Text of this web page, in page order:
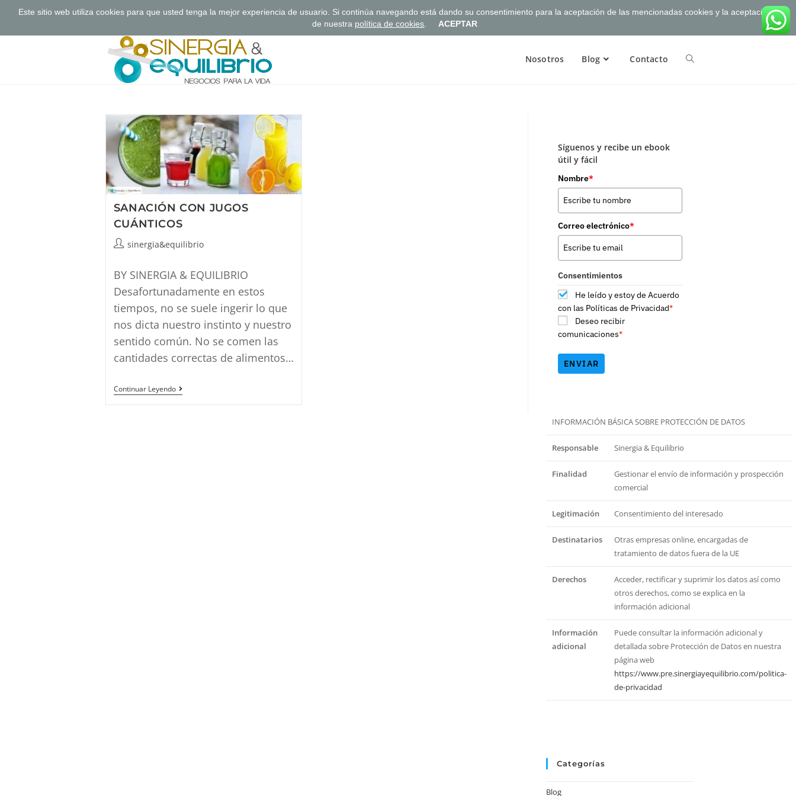
Nosotros Blog Contacto
SANACIÓN CON JUGOS
CUÁNTICOS
Autor
la
entrada:
sinergia&equilibrio
BY SINERGIA & EQUILIBRIO
Desafortunadamente en estos
tiempos, no se suele ingerir lo que
nos dicta nuestro instinto y nuestro
sentido común. No se comen las
cantidades correctas de alimentos…
Continuar LeyendoSANACIÓN
CON
Síguenos y recibe un ebook
útil y fácil
Nombre*
Correo electrónico*
Consentimientos
He leído y estoy de Acuerdo
con las Políticas de Privacidad*
Deseo recibir
comunicaciones*
ENVIAR
INFORMACIÓN BÁSICA SOBRE PROTECCIÓN DE DATOS
Responsable Sinergia & Equilibrio
Finalidad
Gestionar el envío de información y prospección
comercial
Legitimación Consentimiento del interesado
Destinatarios
Otras empresas online, encargadas de
tratamiento de datos fuera de la UE
Derechos
Acceder, rectificar y suprimir los datos así como
otros derechos, como se explica en la
información adicional
Información
adicional
Puede consultar la información adicional y
detallada sobre Protección de Datos en nuestra
página web
https://www.pre.sinergiayequilibrio.com/politica-
de-privacidad
Categorías
Blog
Este sitio web utiliza cookies para que usted tenga la mejor experiencia de usuario. Si continúa navegando está dando su consentimiento para la aceptación de las mencionadas cookies y la aceptación
de nuestra política de cookies ACEPTAR